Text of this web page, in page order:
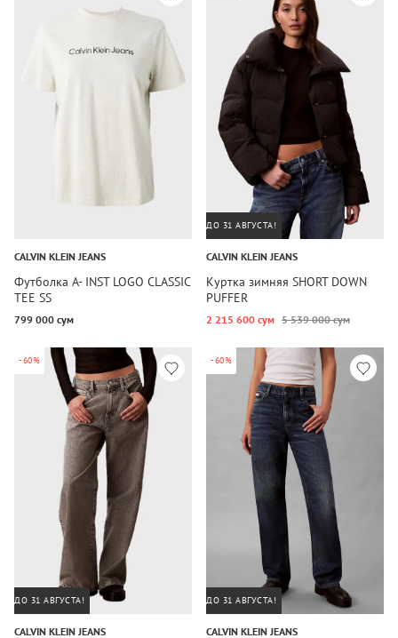
CALVIN KLEIN JEANS
Футболка A- INST LOGO CLASSIC
TEE SS
799 000 сум
ДО 31 АВГУСТА!
CALVIN KLEIN JEANS
Куртка зимняя SHORT DOWN
PUFFER
2 215 600 сум 5 539 000 сум
-60%
ДО 31 АВГУСТА!
CALVIN KLEIN JEANS
-60%
ДО 31 АВГУСТА!
CALVIN KLEIN JEANS